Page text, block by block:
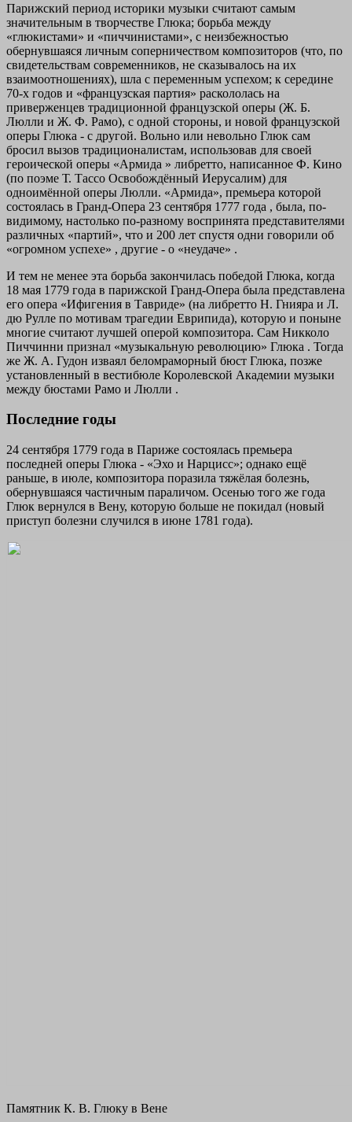
Парижский период историки музыки считают самым
значительным в творчестве Глюка; борьба между
«глюкистами» и «пиччинистами», с неизбежностью
обернувшаяся личным соперничеством композиторов (что, по
свидетельствам современников, не сказывалось на их
взаимоотношениях), шла с переменным успехом; к середине
70-х годов и «французская партия» раскололась на
приверженцев традиционной французской оперы (Ж. Б.
Люлли и Ж. Ф. Рамо), с одной стороны, и новой французской
оперы Глюка - с другой. Вольно или невольно Глюк сам
бросил вызов традиционалистам, использовав для своей
героической оперы «Армида » либретто, написанное Ф. Кино
(по поэме Т. Тассо Освобождённый Иерусалим) для
одноимённой оперы Люлли. «Армида», премьера которой
состоялась в Гранд-Опера 23 сентября 1777 года , была, по-
видимому, настолько по-разному воспринята представителями
различных «партий», что и 200 лет спустя одни говорили об
«огромном успехе» , другие - о «неудаче» .
И тем не менее эта борьба закончилась победой Глюка, когда
18 мая 1779 года в парижской Гранд-Опера была представлена
его опера «Ифигения в Тавриде» (на либретто Н. Гнияра и Л.
дю Рулле по мотивам трагедии Еврипида), которую и поныне
многие считают лучшей оперой композитора. Сам Никколо
Пиччинни признал «музыкальную революцию» Глюка . Тогда
же Ж. А. Гудон изваял беломраморный бюст Глюка, позже
установленный в вестибюле Королевской Академии музыки
между бюстами Рамо и Люлли .
Последние годы
24 сентября 1779 года в Париже состоялась премьера
последней оперы Глюка - «Эхо и Нарцисс»; однако ещё
раньше, в июле, композитора поразила тяжёлая болезнь,
обернувшаяся частичным параличом. Осенью того же года
Глюк вернулся в Вену, которую больше не покидал (новый
приступ болезни случился в июне 1781 года).
Памятник К. В. Глюку в Вене